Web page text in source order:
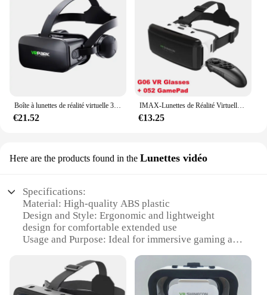
Boîte à lunettes de réalité virtuelle 3D J20 4K originale, casque en carton Google VR stéréo pour téléphone IOS Android Max 6.7 ", bascule
€21.52
IMAX-Lunettes de Réalité Virtuelle VR, avec Énorme Écran 3D, Boîte en Carton Google, Casque VR pour Téléphone de 4.5 à 6.53 Pouces, Support de Jeu JoysUniverse
€13.25
Here are the products found in the Lunettes vidéo
Specifications:
Material: High-quality ABS plastic
Design and Style: Ergonomic and lightweight
design for comfortable extended use
Usage and Purpose: Ideal for immersive gaming and
Performance and Property: Crystal-clear lenses for
optimal visual clarity
Parts and Accessories: Includes adjustable head